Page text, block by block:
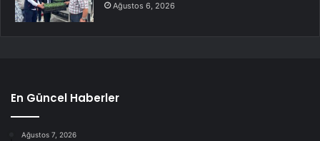
Ağustos 6, 2026
En Güncel Haberler
Ağustos 7, 2026